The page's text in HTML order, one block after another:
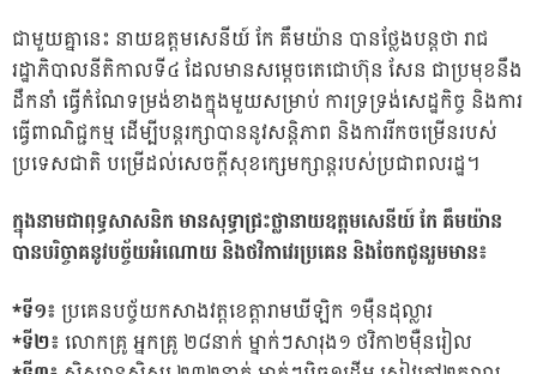
ជាមួយគ្នានេះ នាយឧត្តមសេនីយ៍ កែ គឹមយ៉ាន បានថ្លែងបន្តថា រាជ
រដ្ឋាភិបាលនីតិកាលទី៤ ដែលមានសម្តេចតេជោហ៊ុន សែន ជាប្រមុខនឹង
ដឹកនាំ ធ្វើកំណែទម្រង់ខាងក្នុងមួយសម្រាប់ ការទ្រទ្រង់សេដ្ឋកិច្ច និងការ
ធ្វើពាណិជ្ជកម្ម ដើម្បីបន្តរក្សាបាននូវសន្តិភាព និងការរីកចម្រើនរបស់
ប្រទេសជាតិ បម្រើដល់សេចក្តីសុខក្សេមក្សាន្តរបស់ប្រជាពលរដ្ឋ។
ក្នុងនាមជាពុទ្ធសាសនិក មានសុទ្ធាជ្រះថ្លានាយឧត្តមសេនីយ៍ កែ គឹមយ៉ាន
បានបរិច្ចាគនូវបច្ច័យអំណោយ និងថវិកាវេរប្រគេន និងចែកជូនរួមមាន៖
*ទី១៖ប្រគេនបច្ច័យកសាងវត្តខេត្តារាមឃីឡិក ១ម៉ឺនដុល្លារ
*ទី២៖លោកគ្រូ អ្នកគ្រូ ២៨នាក់ ម្នាក់ៗសារុង១ ថវិកា២ម៉ឺនរៀល